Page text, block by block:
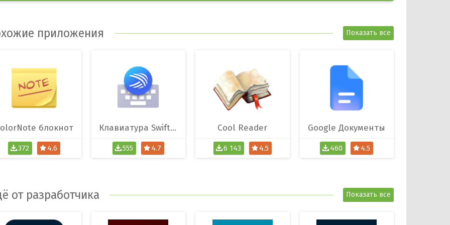
приложения Показать все
блокнот
372 4.6
Клавиатура SwiftKey
555 4.7
Cool Reader
6 143 4.5
Google Документы
460 4.5
от разработчика Показать все